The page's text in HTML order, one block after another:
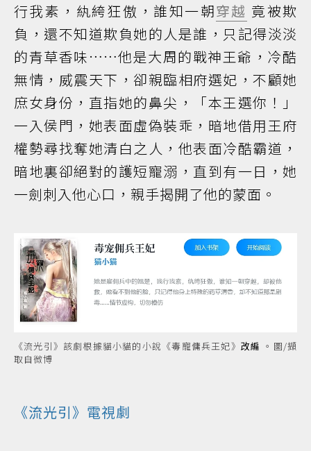
行我素，紈絝狂傲，誰知一朝穿越 竟被欺
負，還不知道欺負她的人是誰，只記得淡淡
的青草香味……他是大周的戰神王爺，冷酷
無情，威震天下，卻親臨相府選妃，不顧她
庶女身份，直指她的鼻尖，「本王選你！」
一入侯門，她表面虛偽裝乖，暗地借用王府
權勢尋找奪她清白之人，他表面冷酷霸道，
暗地裏卻絕對的護短寵溺，直到有一日，她
一劍刺入他心口，親手揭開了他的蒙面。
《流光引》該劇根據貓小貓的小說《毒寵傭兵王妃》 改編 。圖/擷
取自微博
《流光引》電視劇